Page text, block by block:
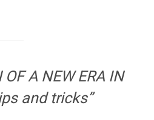
OF A NEW ERA IN
and tricks”